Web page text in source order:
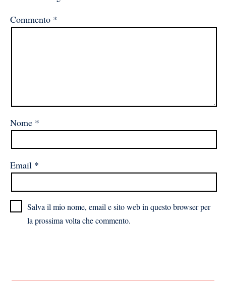
Commento *
Nome *
Email *
Salva il mio nome, email e sito web in questo browser per
la prossima volta che commento.